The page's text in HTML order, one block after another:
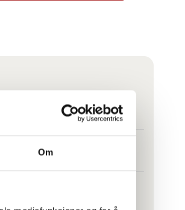
Om
kan svelge det
det